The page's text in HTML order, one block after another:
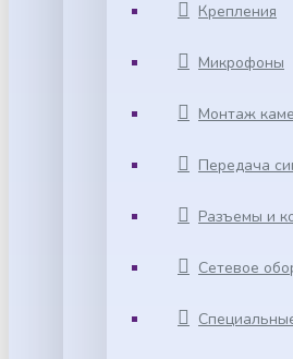
Крепления
Микрофоны
Монтаж
Передача
Разъемы и
Сетевое